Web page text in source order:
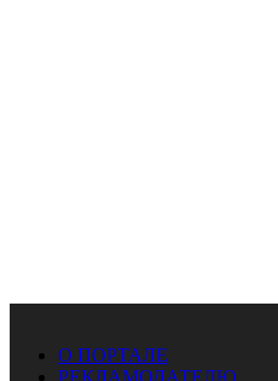
О ПОРТАЛЕ
РЕКЛАМОДАТЕЛЮ